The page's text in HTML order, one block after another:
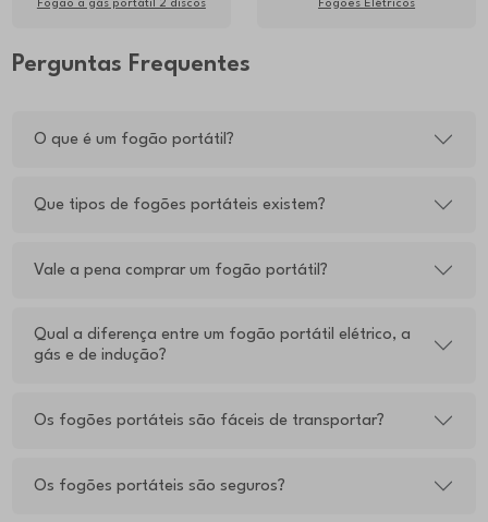
Fogão a gás portátil 2 discos Fogões Elétricos
Perguntas Frequentes
O que é um fogão portátil?
Que tipos de fogões portáteis existem?
Vale a pena comprar um fogão portátil?
Qual a diferença entre um fogão portátil elétrico, a
gás e de indução?
Os fogões portáteis são fáceis de transportar?
Os fogões portáteis são seguros?